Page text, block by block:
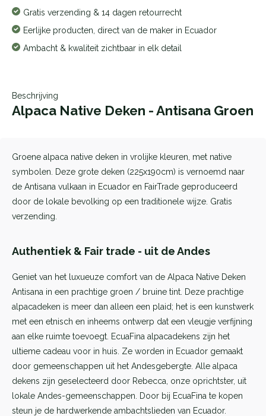
Gratis verzending & 14 dagen retourrecht
Eerlijke producten, direct van de maker in Ecuador
Ambacht & kwaliteit zichtbaar in elk detail
Beschrijving
Alpaca Native Deken - Antisana Groen
Groene alpaca native deken in vrolijke kleuren, met native
symbolen. Deze grote deken (225x190cm) is vernoemd naar
de Antisana vulkaan in Ecuador en FairTrade geproduceerd
door de lokale bevolking op een traditionele wijze. Gratis
verzending.
Authentiek & Fair trade - uit de Andes
Geniet van het luxueuze comfort van de Alpaca Native Deken
Antisana in een prachtige groen / bruine tint. Deze prachtige
alpacadeken is meer dan alleen een plaid; het is een kunstwerk
met een etnisch en inheems ontwerp dat een vleugje verfijning
aan elke ruimte toevoegt. EcuaFina alpacadekens zijn het
ultieme cadeau voor in huis. Ze worden in Ecuador gemaakt
door gemeenschappen uit het Andesgebergte. Alle alpaca
dekens zijn geselecteerd door Rebecca, onze oprichtster, uit
lokale Andes-gemeenschappen. Door bij EcuaFina te kopen
steun je de hardwerkende ambachtslieden van Ecuador.